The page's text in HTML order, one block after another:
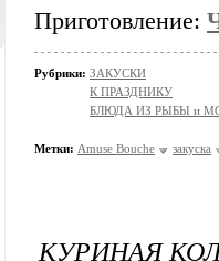
Приготовление:
Рубрики: ЗАКУСКИ
К ПРАЗДНИКУ
БЛЮДА ИЗ РЫБЫ и
Метки: Amuse Bouche закуска
КУРИНАЯ